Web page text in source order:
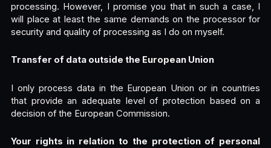
processing. However, I promise you that in such a case, I
will place at least the same demands on the processor for
security and quality of processing as I do on myself.
Transfer of data outside the European Union
I only process data in the European Union or in countries
that provide an adequate level of protection based on a
decision of the European Commission.
Your rights in relation to the protection of personal